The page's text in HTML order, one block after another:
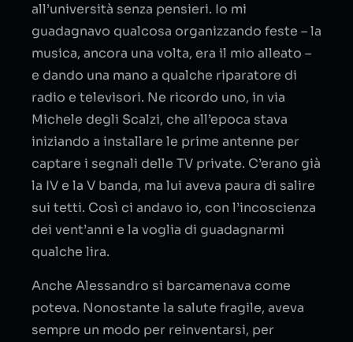
all’università senza pensieri. Io mi
guadagnavo qualcosa organizzando feste – la
musica, ancora una volta, era il mio alleato –
e dando una mano a qualche riparatore di
radio e televisori. Ne ricordo uno, in via
Michele degli Scalzi, che all’epoca stava
iniziando a installare le prime antenne per
captare i segnali delle TV private. C’erano già
la IV e la V banda, ma lui aveva paura di salire
sui tetti. Così ci andavo io, con l’incoscienza
dei vent’anni e la voglia di guadagnarmi
qualche lira.
Anche Alessandro si barcamenava come
poteva. Nonostante la salute fragile, aveva
sempre un modo per reinventarsi, per